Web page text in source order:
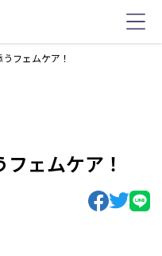
フェムケア！
ェムケア！